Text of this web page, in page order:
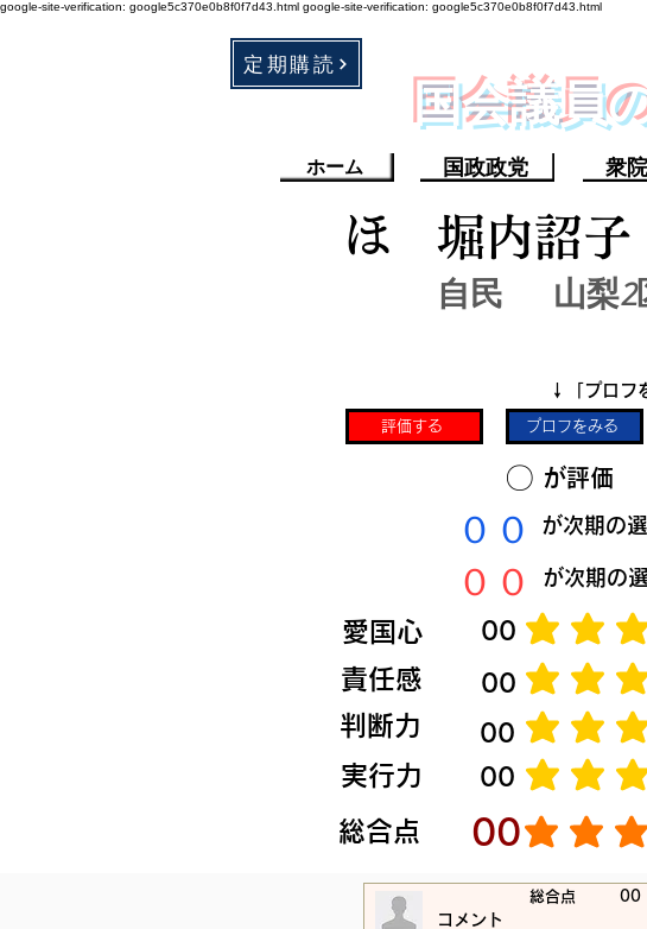
google-site-verification: google5c370e0b8f0f7d43.html google-site-verification: google5c370e0b8f0f7d43.html
定期購読
国会議員
ホーム 国政政党 衆
ほ 堀内詔子
自民 山梨2
​↓「プロフ
評価する プロフをみる
​〇​ ​が評価
​００ が次期の
​００ が次期の
​愛国心 ​00 平均評価 3 /5
​責任感 ​00 平均評価 3 /5
​判断力 ​00 平均評価 3 /5
​実行力 ​00 平均評価 3 /5
​総合点 ​00 平均評価 3 /5
​総合点 00
​コメント